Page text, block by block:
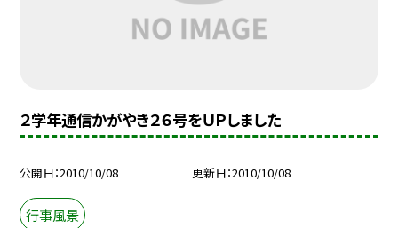
２学年通信かがやき２６号をＵＰしました
公開日 2010/10/08 更新日 2010/10/08
行事風景